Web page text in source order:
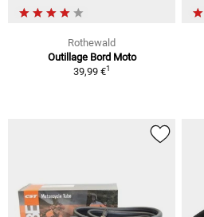
Rothewald
Outillage Bord Moto
39,99 €1